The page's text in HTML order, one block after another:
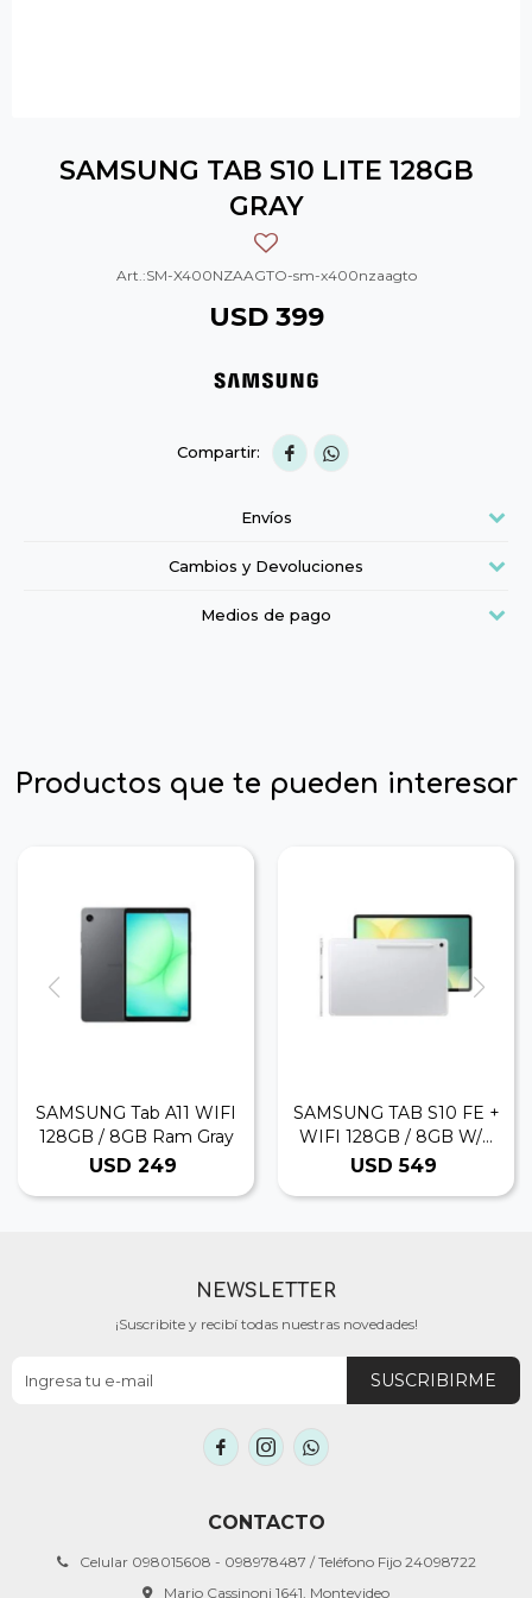
SAMSUNG TAB S10 LITE 128GB
GRAY
SM-X400NZAAGTO-sm-x400nzaagto
USD 399
 
Envíos
Cambios y Devoluciones
Medios de pago
Productos que te pueden interesar
SAMSUNG Tab A11 WIFI
128GB / 8GB Ram Gray
USD 249
SAMSUNG TAB S10 FE +
WIFI 128GB / 8GB W/C
Silver
USD 549
CONTACTO
Celular 098015608 - 098978487 / Teléfono Fijo 24098722
Mario Cassinoni 1641, Montevideo
NEWSLETTER
¡Suscribite y recibí todas nuestras novedades!
SUSCRIBIRME
  